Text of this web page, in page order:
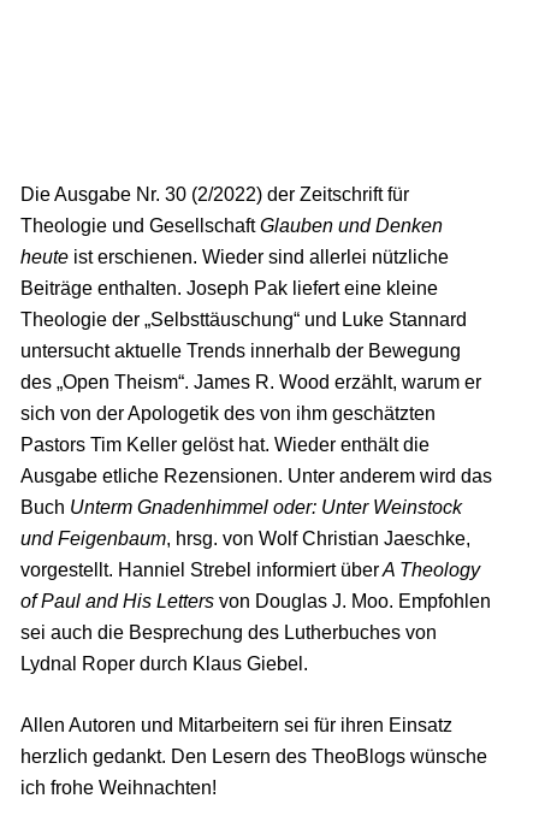
Die Ausgabe Nr. 30 (2/2022) der Zeitschrift für
Theologie und GesellschaftGlauben und Denken
heuteist erschienen. Wieder sind allerlei nützliche
Beiträge enthalten. Joseph Pak liefert eine kleine
Theologie der „Selbsttäuschung“ und Luke Stannard
untersucht aktuelle Trends innerhalb der Bewegung
des „Open Theism“. James R. Wood erzählt, warum er
sich von der Apologetik des von ihm geschätzten
Pastors Tim Keller gelöst hat. Wieder enthält die
Ausgabe etliche Rezensionen. Unter anderem wird das
Buch Unterm Gnadenhimmel oder: Unter Weinstock
und Feigenbaum, hrsg. von Wolf Christian Jaeschke,
vorgestellt. Hanniel Strebel informiert überA Theology
of Paul and His Lettersvon Douglas J. Moo. Empfohlen
sei auch die Besprechung des Lutherbuches von
Lydnal Roper durch Klaus Giebel.
Allen Autoren und Mitarbeitern sei für ihren Einsatz
herzlich gedankt. Den Lesern des TheoBlogs wünsche
ich frohe Weihnachten!